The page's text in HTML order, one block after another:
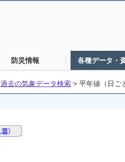
防災情報 各種データ・
過去の気象データ検索 > 平年値（日ご